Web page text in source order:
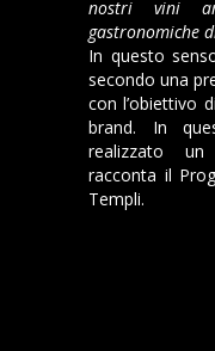
nostri vini
gastronomiche
In questo
secondo una
con l’obiettivo
brand. In
realizzato
racconta il
Templi.